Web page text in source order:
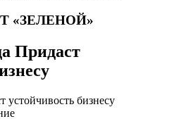
«ЗЕЛЕНОЙ»
Придаст